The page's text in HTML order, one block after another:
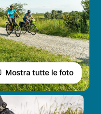
Mostra tutte le foto